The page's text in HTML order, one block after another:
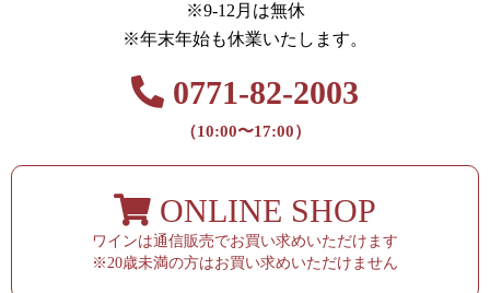
※9-12月は無休
※年末年始も休業いたします。
0771-82-2003
（10:00〜17:00）
ONLINE SHOP
ワインは通信販売でお買い求めいただけます
※20歳未満の方はお買い求めいただけません